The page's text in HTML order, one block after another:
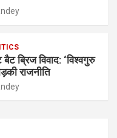
ब्रिज विवाद: ‘विश्वगुरु
राजनीति